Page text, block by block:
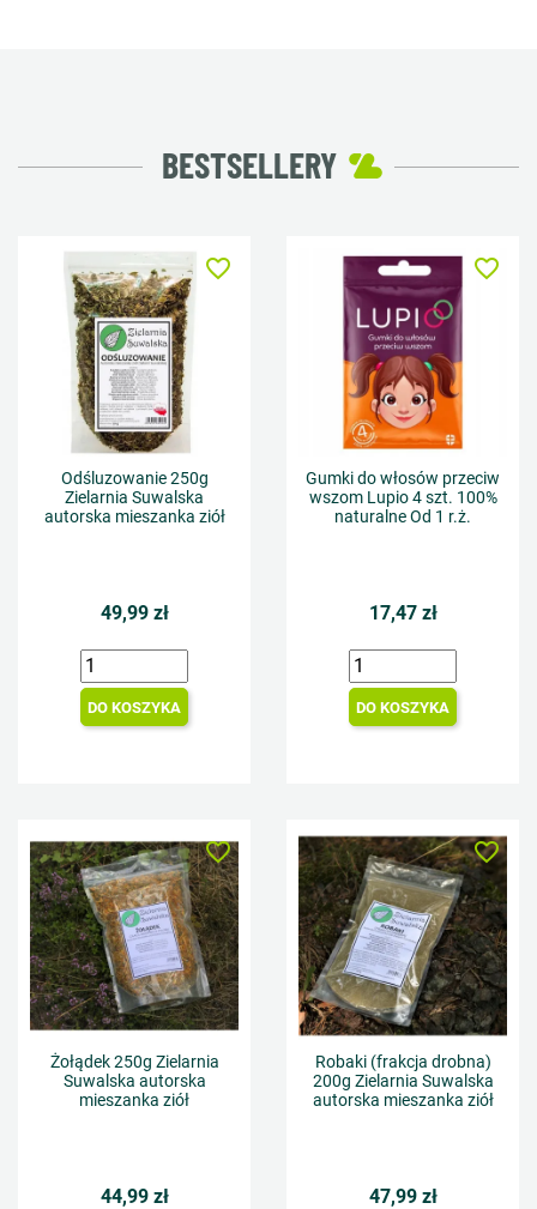
BESTSELLERY
Odśluzowanie 250g
Zielarnia Suwalska
autorska mieszanka ziół
49,99 zł
DO KOSZYKA
favorite_border
Gumki do włosów przeciw
wszom Lupio 4 szt. 100%
naturalne Od 1 r.ż.
17,47 zł
DO KOSZYKA
favorite_border
Żołądek 250g Zielarnia
Suwalska autorska
mieszanka ziół
44,99 zł
favorite_border
Robaki (frakcja drobna)
200g Zielarnia Suwalska
autorska mieszanka ziół
47,99 zł
favorite_border